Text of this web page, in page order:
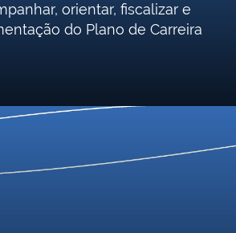
orientar, fiscalizar e
do Plano de Carreira